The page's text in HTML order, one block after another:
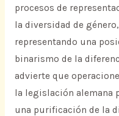
procesos de
la diversidad de
representando una
binarismo de la
advierte que
la legislación alemana
una purificación de la